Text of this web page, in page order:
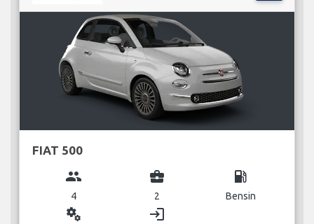
FIAT 500
group
4
business_center
2
local_gas_station
Bensin
miscellaneous_services login